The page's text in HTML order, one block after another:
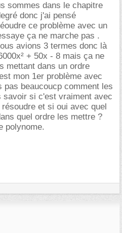
sommes dans le chapitre
donc j'ai pensé
ce problème avec un
ça ne marche pas .
avions 3 termes donc là
+ 50x - 8 mais ça ne
mettant dans un ordre
mon 1er problème avec
pas beaucoucp comment les
savoir si c'est vraiment avec
et si oui avec quel
quel ordre les mettre ?
polynome.